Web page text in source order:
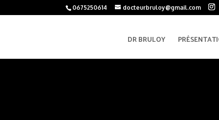
0675250614 docteurbruloy@gmail.com
DR BRULOY